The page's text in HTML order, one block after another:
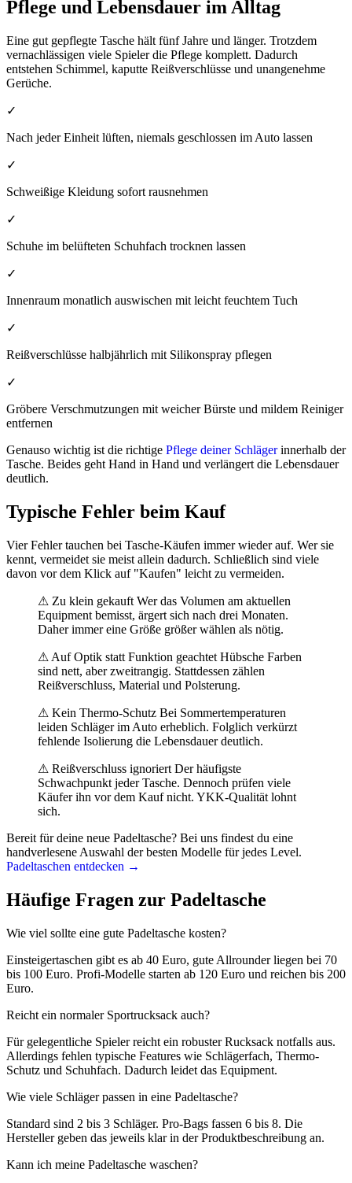
Pflege und Lebensdauer im Alltag
Eine gut gepflegte Tasche hält fünf Jahre und länger. Trotzdem
vernachlässigen viele Spieler die Pflege komplett. Dadurch
entstehen Schimmel, kaputte Reißverschlüsse und unangenehme
Gerüche.
✓
Nach jeder Einheit lüften, niemals geschlossen im Auto lassen
✓
Schweißige Kleidung sofort rausnehmen
✓
Schuhe im belüfteten Schuhfach trocknen lassen
✓
Innenraum monatlich auswischen mit leicht feuchtem Tuch
✓
Reißverschlüsse halbjährlich mit Silikonspray pflegen
✓
Gröbere Verschmutzungen mit weicher Bürste und mildem Reiniger
entfernen
Genauso wichtig ist die richtige Pflege deiner Schlägerinnerhalb der
Tasche. Beides geht Hand in Hand und verlängert die Lebensdauer
deutlich.
Typische Fehler beim Kauf
Vier Fehler tauchen bei Tasche-Käufen immer wieder auf. Wer sie
kennt, vermeidet sie meist allein dadurch. Schließlich sind viele
davon vor dem Klick auf "Kaufen" leicht zu vermeiden.
⚠ Zu klein gekauft Wer das Volumen am aktuellen
Equipment bemisst, ärgert sich nach drei Monaten.
Daher immer eine Größe größer wählen als nötig.
⚠ Auf Optik statt Funktion geachtet Hübsche Farben
sind nett, aber zweitrangig. Stattdessen zählen
Reißverschluss, Material und Polsterung.
⚠ Kein Thermo-Schutz Bei Sommertemperaturen
leiden Schläger im Auto erheblich. Folglich verkürzt
fehlende Isolierung die Lebensdauer deutlich.
⚠ Reißverschluss ignoriert Der häufigste
Schwachpunkt jeder Tasche. Dennoch prüfen viele
Käufer ihn vor dem Kauf nicht. YKK-Qualität lohnt
sich.
Bereit für deine neue Padeltasche? Bei uns findest du eine
handverlesene Auswahl der besten Modelle für jedes Level.
Padeltaschen entdecken →
Häufige Fragen zur Padeltasche
Wie viel sollte eine gute Padeltasche kosten?
Einsteigertaschen gibt es ab 40 Euro, gute Allrounder liegen bei 70
bis 100 Euro. Profi-Modelle starten ab 120 Euro und reichen bis 200
Euro.
Reicht ein normaler Sportrucksack auch?
Für gelegentliche Spieler reicht ein robuster Rucksack notfalls aus.
Allerdings fehlen typische Features wie Schlägerfach, Thermo-
Schutz und Schuhfach. Dadurch leidet das Equipment.
Wie viele Schläger passen in eine Padeltasche?
Standard sind 2 bis 3 Schläger. Pro-Bags fassen 6 bis 8. Die
Hersteller geben das jeweils klar in der Produktbeschreibung an.
Kann ich meine Padeltasche waschen?